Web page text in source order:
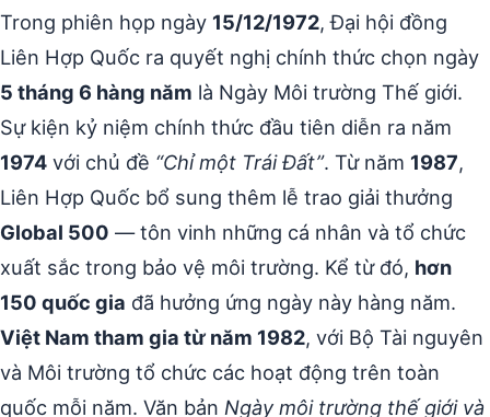
Trong phiên họp ngày 15/12/1972, Đại hội đồng
Liên Hợp Quốc ra quyết nghị chính thức chọn ngày
5 tháng 6 hàng năm là Ngày Môi trường Thế giới.
Sự kiện kỷ niệm chính thức đầu tiên diễn ra năm
1974 với chủ đề “Chỉ một Trái Đất”. Từ năm 1987,
Liên Hợp Quốc bổ sung thêm lễ trao giải thưởng
Global 500 — tôn vinh những cá nhân và tổ chức
xuất sắc trong bảo vệ môi trường. Kể từ đó, hơn
150 quốc gia đã hưởng ứng ngày này hàng năm.
Việt Nam tham gia từ năm 1982, với Bộ Tài nguyên
và Môi trường tổ chức các hoạt động trên toàn
quốc mỗi năm. Văn bản Ngày môi trường thế giới và